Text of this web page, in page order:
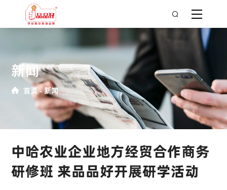
新闻
首页 新闻
中哈农业企业地方经贸合作商务
研修班 来品品好开展研学活动